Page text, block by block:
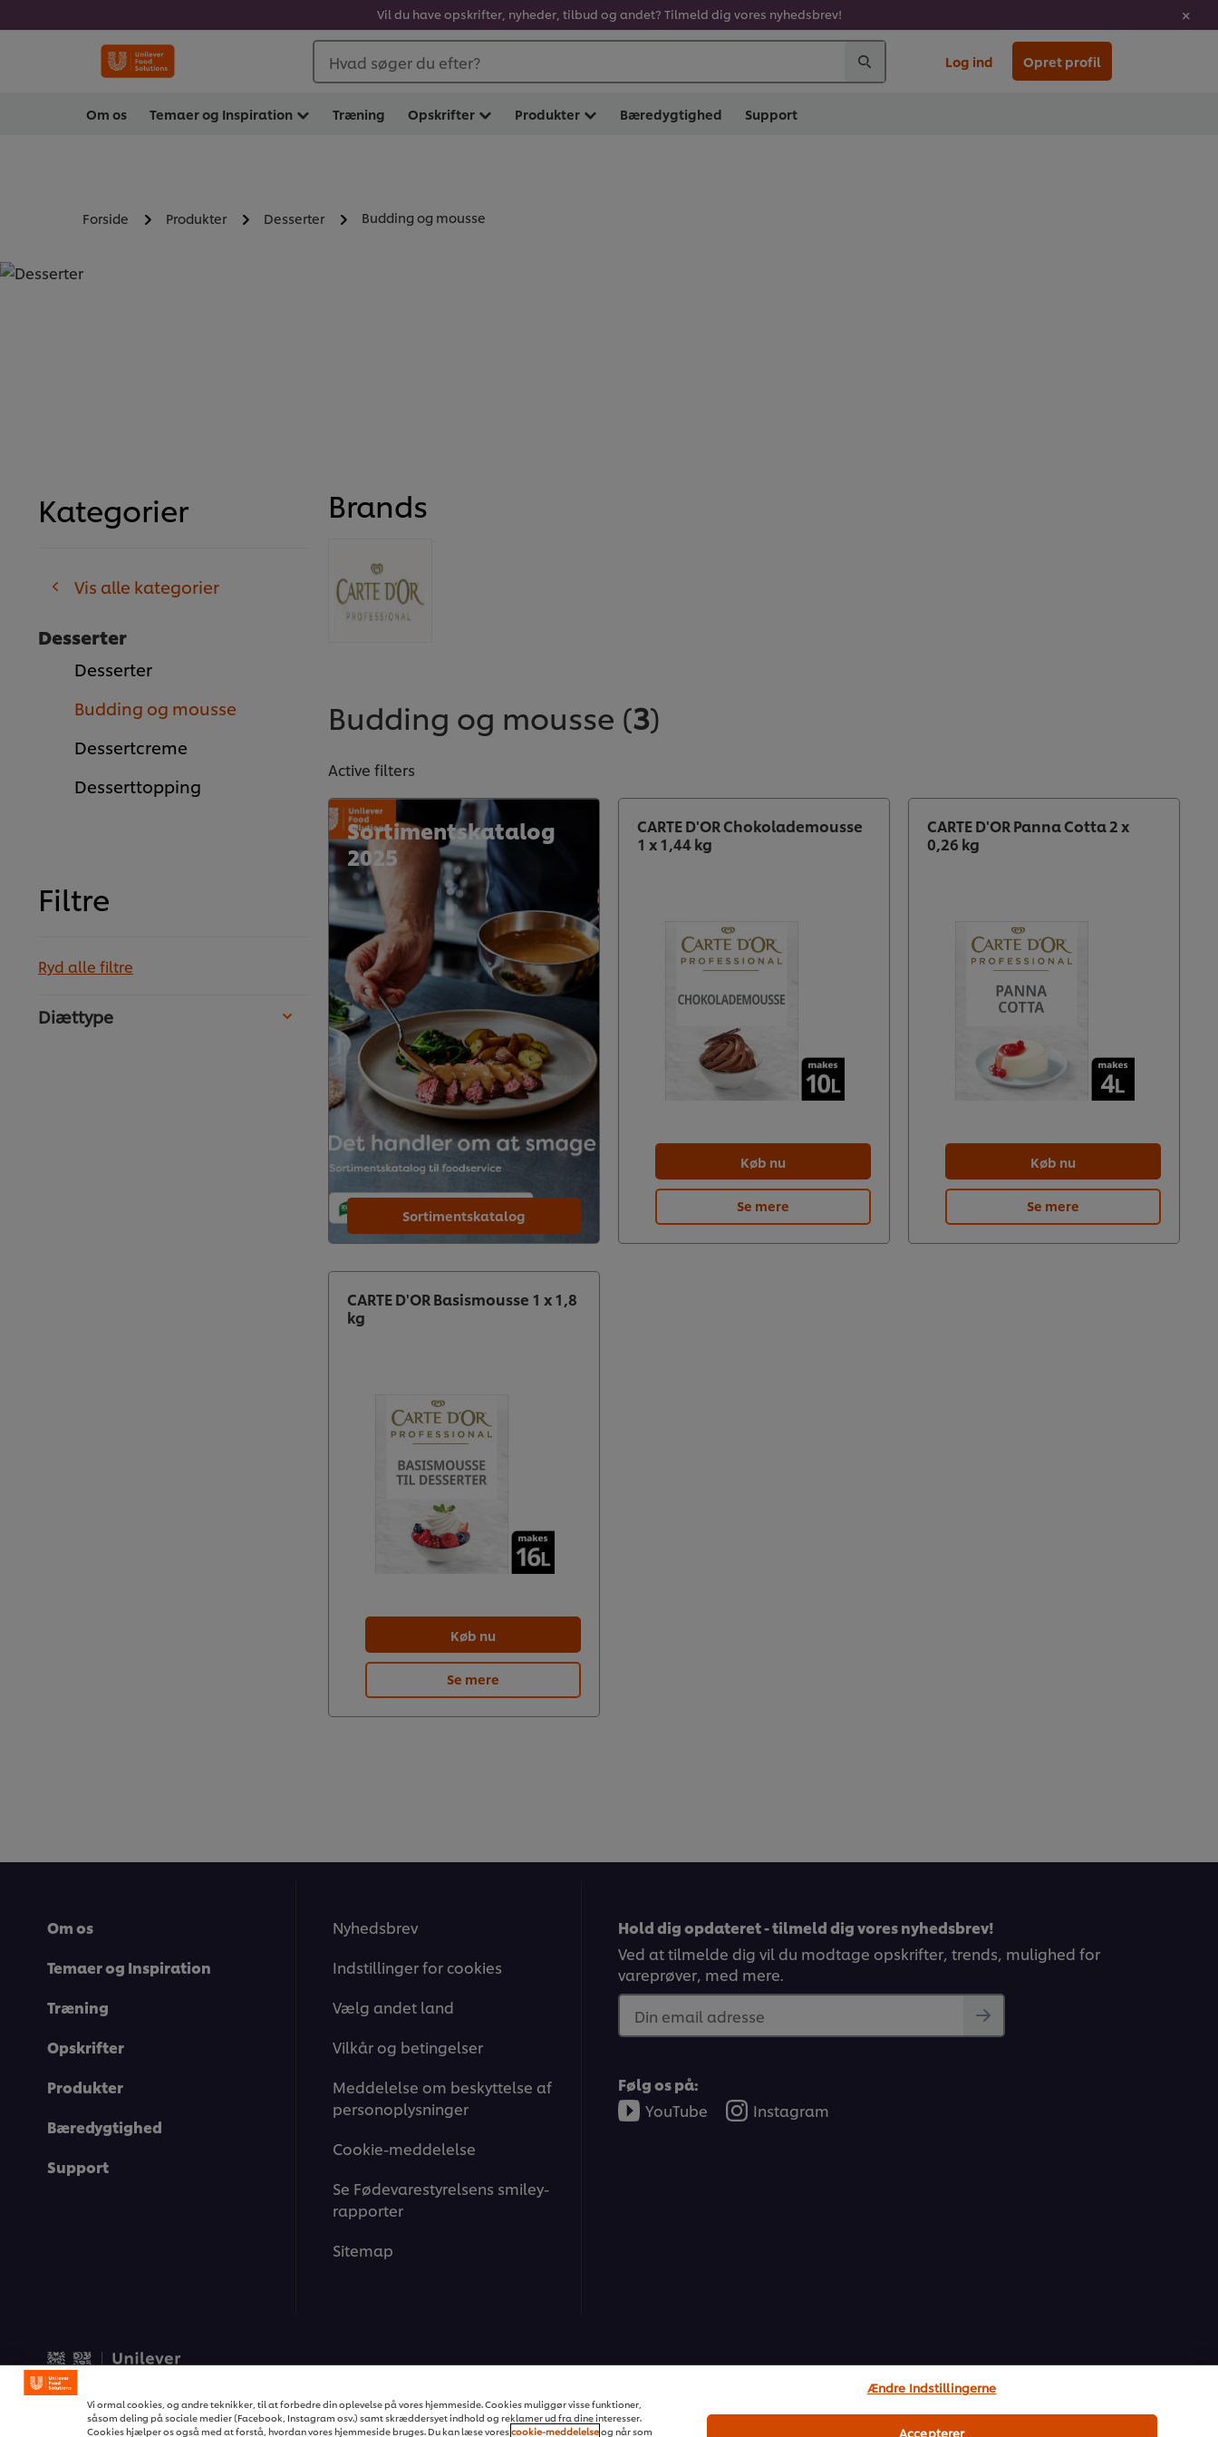
Vil du have opskrifter, nyheder, tilbud og andet? Tilmeld dig vores nyhedsbrev!
Hvad søger du efter? Log ind Opret profil
Om os Temaer og Inspiration Træning Opskrifter Produkter Bæredygtighed Support
Forside Produkter Desserter Budding og mousse
Kategorier
Vis alle kategorier
Desserter
Desserter
Budding og mousse
Dessertcreme
Desserttopping
Filtre
Ryd alle filtre
Diættype
Brands
Budding og mousse (3)
Active filters
Sortimentskatalog
2025
Sortimentskatalog
CARTE D'OR Chokolademousse
1 x 1,44 kg
Køb nu
Se mere
CARTE D'OR Panna Cotta 2 x
0,26 kg
Køb nu
Se mere
CARTE D'OR Basismousse 1 x 1,8
kg
Køb nu
Se mere
Om os
Temaer og Inspiration
Træning
Opskrifter
Produkter
Bæredygtighed
Support
Nyhedsbrev
Indstillinger for cookies
Vælg andet land
Vilkår og betingelser
Meddelelse om beskyttelse af
personoplysninger
Cookie-meddelelse
Se Fødevarestyrelsens smiley-
rapporter
Sitemap
Hold dig opdateret - tilmeld dig vores nyhedsbrev!
Ved at tilmelde dig vil du modtage opskrifter, trends, mulighed for
vareprøver, med mere.
Din email adresse
Følg os på:
YouTube
Instagram
Vi ormal cookies, og andre teknikker, til at forbedre din oplevelse på vores hjemmeside. Cookies muliggør visse funktioner,
såsom deling på sociale medier (Facebook, Instagram osv.) samt skræddersyet indhold og reklamer ud fra dine interesser.
Cookies hjælper os også med at forstå, hvordan vores hjemmeside bruges. Du kan læse vorescookie-meddelelseog når som
Ændre Indstillingerne
Accepterer